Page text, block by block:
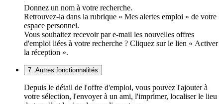
Donnez un nom à votre recherche.
Retrouvez-la dans la rubrique « Mes alertes emploi » de votre
espace personnel.
Vous souhaitez recevoir par e-mail les nouvelles offres
d'emploi liées à votre recherche ? Cliquez sur le lien « Activer
la réception ».
7. Autres fonctionnalités
Depuis le détail de l'offre d'emploi, vous pouvez l'ajouter à
votre sélection, l'envoyer à un ami, l'imprimer, localiser le lieu